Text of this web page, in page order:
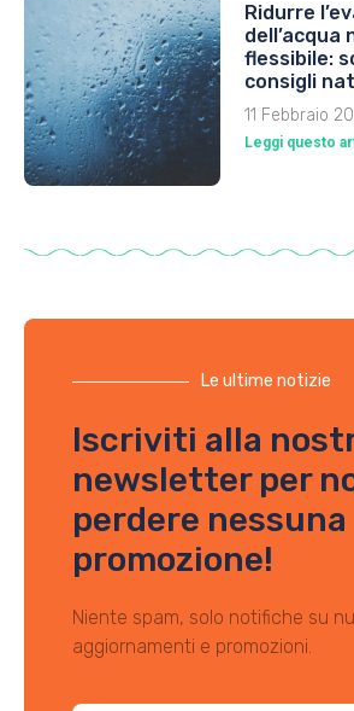
Ridurre
dell’acqua
flessibile:
consigli
11 Febbraio
Leggi questo
Le ultime notizie
Iscriviti alla
newsletter per
perdere nessuna
promozione!
Niente spam, solo notifiche su
aggiornamenti e promozioni.